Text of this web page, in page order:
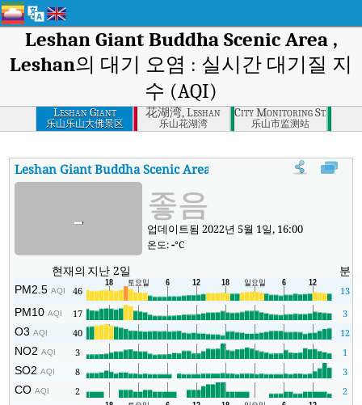
Leshan Giant Buddha Scenic Area ,
Leshan의 대기 오염 : 실시간 대기질 지
수 (AQI)
Leshan Giant
Buddha Scenic Area
, Leshan
乐山乐山大佛景区
花湖湾, Leshan
乐山花湖湾
City Monitoring Station,
乐山市监测站
Leshan Giant Buddha Scenic Area , Leshan 대기질 지수:
- 좋음
업데이트됨 2022년 5월 1일, 16:00
온도:-°C
현재의 지난 2일 분
PM2.5AQI 46 13
PM10AQI 17 3
O3AQI 40 12
NO2AQI 3 1
SO2AQI 8 3
COAQI 2 2